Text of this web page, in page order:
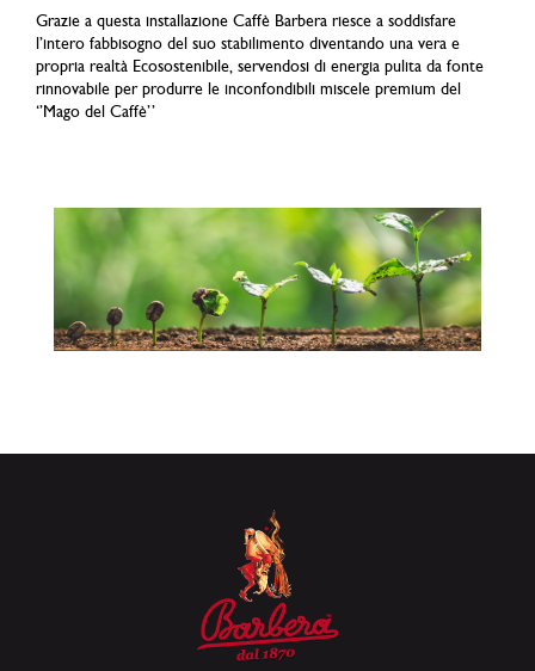
Grazie a questa installazione Caffè Barbera riesce a soddisfare
l’intero fabbisogno del suo stabilimento diventando una vera e
propria realtà Ecosostenibile, servendosi di energia pulita da fonte
rinnovabile per produrre le inconfondibili miscele premium del
‘’Mago del Caffè’’